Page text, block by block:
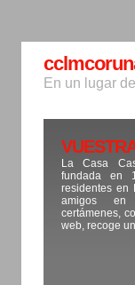
En un lugar
La Casa
fundada en
residentes en
amigos en
certámenes,
web, recoge